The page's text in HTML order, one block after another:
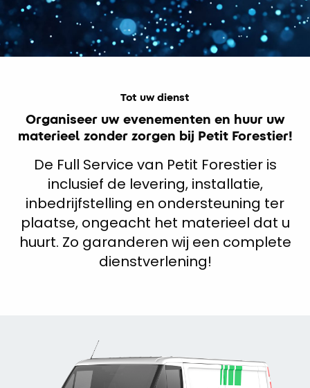
Tot uw dienst
Organiseer uw evenementen en huur uw
materieel zonder zorgen bij Petit Forestier!
De Full Service van Petit Forestier is
inclusief de levering, installatie,
inbedrijfstelling en ondersteuning ter
plaatse, ongeacht het materieel dat u
huurt. Zo garanderen wij een complete
dienstverlening!